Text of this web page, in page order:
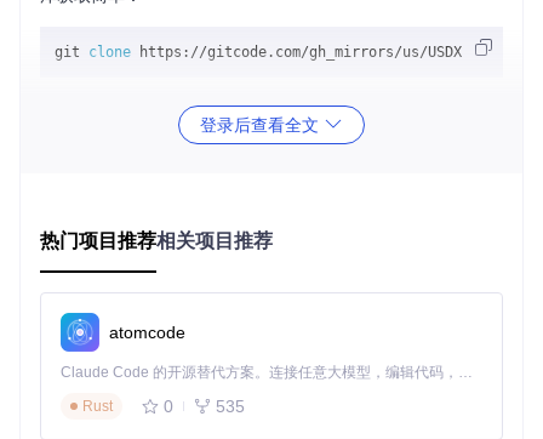
git clone
这行命令背后，是价值万元的KTV设备功能集合，包括实时评
分、多音轨混音、动态歌词显示等专业功能。
能稳定运行。Linux用户可直接执行
h脚本启动，Windows用户则通过
i编译后运行。这种灵活性让家庭娱乐不再受设备限制，真正
实现"一次部署，全家共享"。
互动提问：你认为家庭娱乐中最影响体验的因素是什么？设
备成本、操作复杂度还是内容丰富度？
二、场景化方案：按用户规模定制K歌体验
登录后查看全文
热门项目推荐相关项目推荐
atomcode
Claude Code 的开源替代方案。连接任意大模型，编辑代码，运行命令，自动验证 — 全自动执行。用 Rust 构建，极致性能。 ｜ An open-source alternative to Claude Code. Connect any LLM, edit code, run commands, and verify changes — autonomously. Built in Rust for speed. Get Started
Rust
0 535